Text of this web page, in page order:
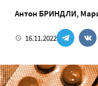
Антон БРИНДЛИ,
16.11.2022